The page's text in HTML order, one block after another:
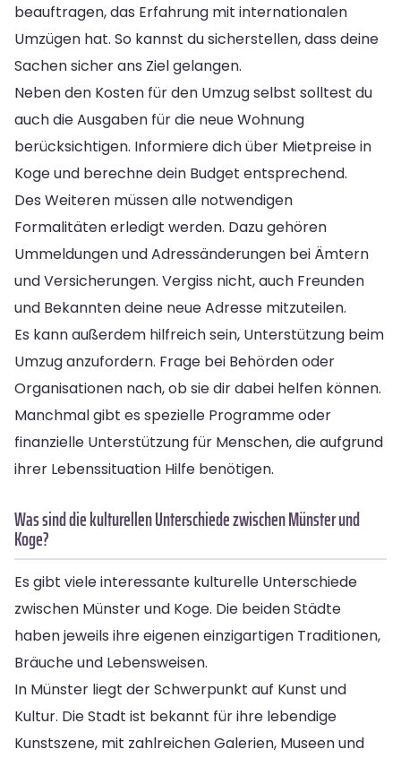
beauftragen, das Erfahrung mit internationalen
Umzügen hat. So kannst du sicherstellen, dass deine
Sachen sicher ans Ziel gelangen.
Neben den Kosten für den Umzug selbst solltest du
auch die Ausgaben für die neue Wohnung
berücksichtigen. Informiere dich über Mietpreise in
Koge und berechne dein Budget entsprechend.
Des Weiteren müssen alle notwendigen
Formalitäten erledigt werden. Dazu gehören
Ummeldungen und Adressänderungen bei Ämtern
und Versicherungen. Vergiss nicht, auch Freunden
und Bekannten deine neue Adresse mitzuteilen.
Es kann außerdem hilfreich sein, Unterstützung beim
Umzug anzufordern. Frage bei Behörden oder
Organisationen nach, ob sie dir dabei helfen können.
Manchmal gibt es spezielle Programme oder
finanzielle Unterstützung für Menschen, die aufgrund
ihrer Lebenssituation Hilfe benötigen.
Was sind die kulturellen Unterschiede zwischen Münster und
Koge?
Es gibt viele interessante kulturelle Unterschiede
zwischen Münster und Koge. Die beiden Städte
haben jeweils ihre eigenen einzigartigen Traditionen,
Bräuche und Lebensweisen.
In Münster liegt der Schwerpunkt auf Kunst und
Kultur. Die Stadt ist bekannt für ihre lebendige
Kunstszene, mit zahlreichen Galerien, Museen und